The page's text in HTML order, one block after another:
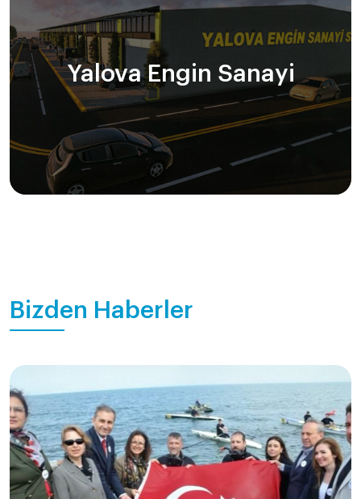
Yalova Engin Sanayi
Bizden Haberler